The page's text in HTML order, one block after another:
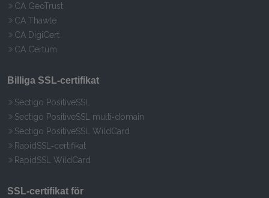
CA GeoTrust
CA Thawte
CA DigiCert
CA Certum
Billiga SSL‑certifikat
Sectigo PositiveSSL
Sectigo PositiveSSL multi‑domain
Sectigo PositiveSSL WildCard
RapidSSL‑certifikat
RapidSSL WildCard
SSL‑certifikat för